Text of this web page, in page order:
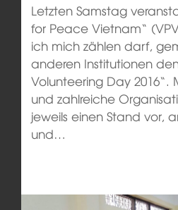
Letzten Samstag
for Peace Vietnam“
ich mich zählen darf,
anderen Institutionen
Volunteering Day 2016“.
und zahlreiche
jeweils einen Stand vor,
und…